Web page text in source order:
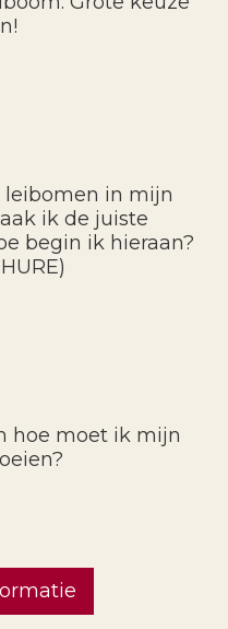
leibomen in mijn
ik de juiste
begin ik hieraan?
hoe moet ik mijn